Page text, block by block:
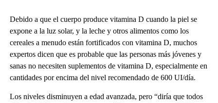
Debido a que el cuerpo produce vitamina D cuando la piel se
expone a la luz solar, y la leche y otros alimentos como los
cereales a menudo están fortificados con vitamina D, muchos
expertos dicen que es probable que las personas más jóvenes y
sanas no necesiten suplementos de vitamina D, especialmente en
cantidades por encima del nivel recomendado de 600 UI/día.
Los niveles disminuyen a edad avanzada, pero “diría que todos